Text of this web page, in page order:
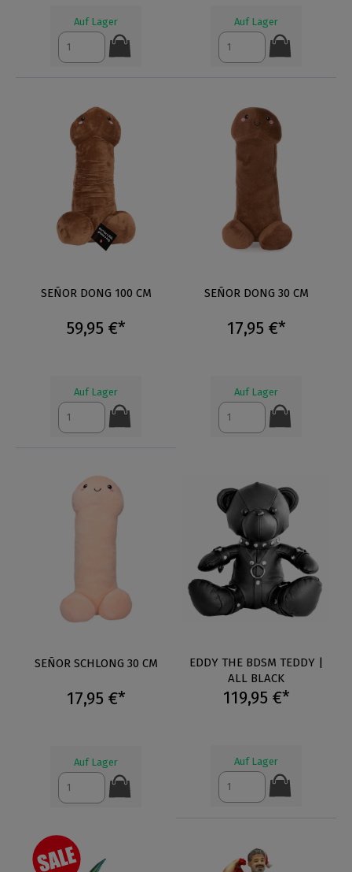
Auf Lager Auf Lager
SEÑOR DONG 100 CM
59,95 €*
Auf Lager
SEÑOR DONG 30 CM
17,95 €*
Auf Lager
SEÑOR SCHLONG 30 CM
17,95 €*
Auf Lager
EDDY THE BDSM TEDDY |
ALL BLACK
119,95 €*
Auf Lager